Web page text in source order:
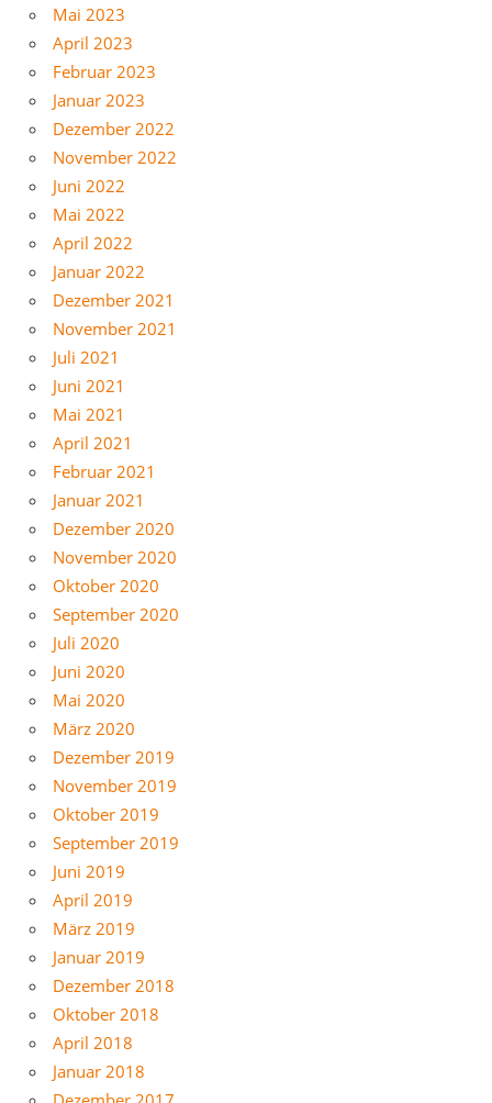
Mai 2023
April 2023
Februar 2023
Januar 2023
Dezember 2022
November 2022
Juni 2022
Mai 2022
April 2022
Januar 2022
Dezember 2021
November 2021
Juli 2021
Juni 2021
Mai 2021
April 2021
Februar 2021
Januar 2021
Dezember 2020
November 2020
Oktober 2020
September 2020
Juli 2020
Juni 2020
Mai 2020
März 2020
Dezember 2019
November 2019
Oktober 2019
September 2019
Juni 2019
April 2019
März 2019
Januar 2019
Dezember 2018
Oktober 2018
April 2018
Januar 2018